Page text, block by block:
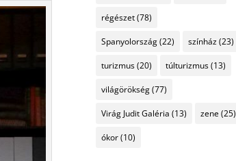
régészet(78)
Spanyolország(22) színház(23)
turizmus(20) túlturizmus(13)
világörökség(77)
Virág Judit Galéria (13) zene (25)
ókor(10)